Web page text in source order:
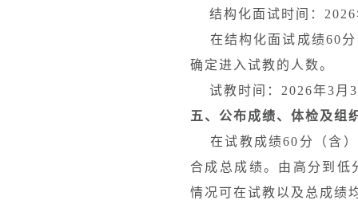
结构化面试时间：2026
在结构化面试成绩60分
确定进入试教的人数。
试教时间：2026年3月
五、公布成绩、体检及组
在试教成绩60分（含）
合成总成绩。由高分到
情况可在试教以及总成绩